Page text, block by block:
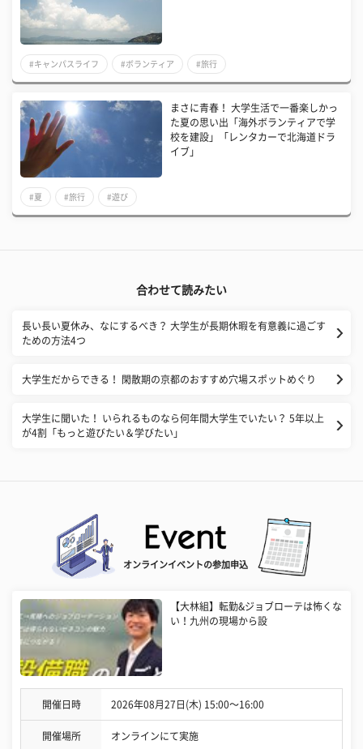
#キャンパスライフ #ボランティア #旅行
まさに青春！ 大学生活で一番楽しかっ
た夏の思い出「海外ボランティアで学
校を建設」「レンタカーで北海道ドラ
イブ」
#夏 #旅行 #遊び
合わせて読みたい
長い長い夏休み、なにするべき？ 大学生が長期休暇を有意義に過ごす
ための方法4つ
大学生だからできる！ 閑散期の京都のおすすめ穴場スポットめぐり
大学生に聞いた！ いられるものなら何年間大学生でいたい？ 5年以上
が4割「もっと遊びたい＆学びたい」
オンラインイベントの参加申込
【大林組】転勤&ジョブローテは怖くな
い！九州の現場から設
開催日時 2026年08月27日(木) 15:00〜16:00
開催場所 オンラインにて実施